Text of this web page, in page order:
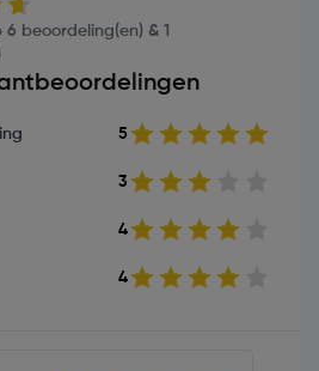
beoordeling(en) & 1
5
3
4
4